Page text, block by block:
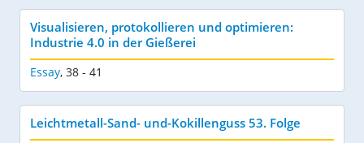
Visualisieren, protokollieren und optimieren:
Industrie 4.0 in der Gießerei
Essay, 38 - 41
Leichtmetall-Sand- und-Kokillenguss 53. Folge